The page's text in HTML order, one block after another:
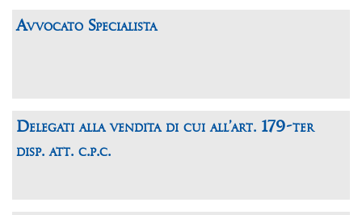
Avvocato Specialista
Delegati alla vendita di cui all’art. 179-ter
disp. att. c.p.c.